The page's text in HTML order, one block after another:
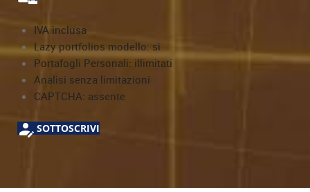
IVA inclusa
Lazy portfolios modello: sì
Portafogli Personali: illimitati
Analisi senza limitazioni
CAPTCHA: assente
SOTTOSCRIVI